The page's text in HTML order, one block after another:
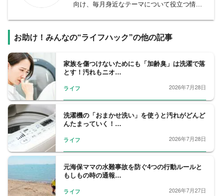
向け、毎月身近なテーマについて役立つ情報
お助け！みんなの“ライフハック”の他の記事
家族を傷つけないためにも「加齢臭」は洗濯で落
とす！汚れもニオ…
ライフ 2026年7月28日
洗濯機の「おまかせ洗い」を使うと汚れがどんど
んたまっていく！…
ライフ 2026年7月28日
元海保ママの水難事故を防ぐ4つの行動ルールと
もしもの時の通報…
ライフ 2026年7月27日